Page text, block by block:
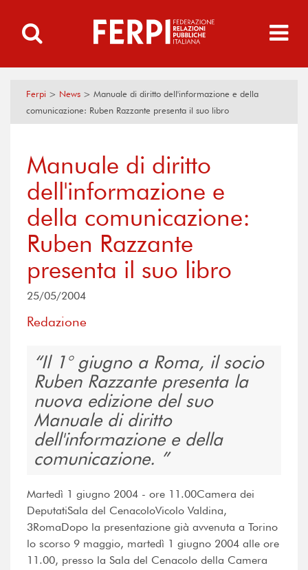
Ferpi > News > Manuale di diritto dell'informazione e della
comunicazione: Ruben Razzante presenta il suo libro
Manuale di diritto
dell'informazione e
della comunicazione:
Ruben Razzante
presenta il suo libro
25/05/2004
Redazione
Il 1° giugno a Roma, il socio
Ruben Razzante presenta la
nuova edizione del suo
Manuale di diritto
dell'informazione e della
comunicazione.
Martedì 1 giugno 2004 - ore 11.00Camera dei
DeputatiSala del CenacoloVicolo Valdina,
3RomaDopo la presentazione già avvenuta a Torino
lo scorso 9 maggio, martedì 1 giugno 2004 alle ore
11.00, presso la Sala del Cenacolo della Camera